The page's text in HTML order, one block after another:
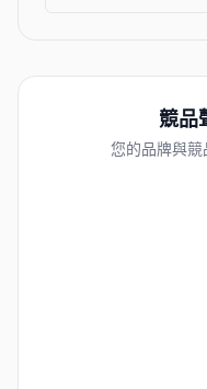
競品
您的品牌與